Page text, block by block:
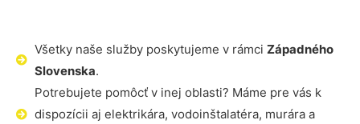
Všetky naše služby poskytujeme v rámci Západného
Slovenska.
Potrebujete pomôcť v inej oblasti? Máme pre vás k
dispozícii aj elektrikára, vodoinštalatéra, murára a